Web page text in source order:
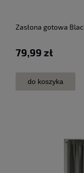
Zasłona gotowa
79,99 zł
do koszyka